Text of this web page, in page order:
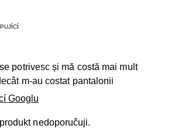
potrivesc și mă costă mai mult
m-au costat pantalonii
Googlu
nedoporučuji.